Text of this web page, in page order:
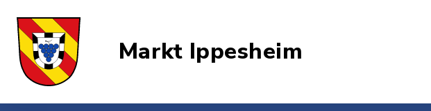
Markt Ippesheim